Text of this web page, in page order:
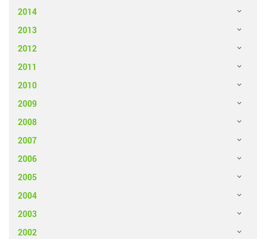
2014
2013
2012
2011
2010
2009
2008
2007
2006
2005
2004
2003
2002